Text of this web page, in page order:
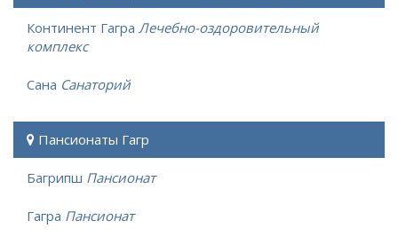
Континент Гагра Лечебно-оздоровительный
комплекс
Сана Санаторий
Пансионаты Гагр
Багрипш Пансионат
Гагра Пансионат